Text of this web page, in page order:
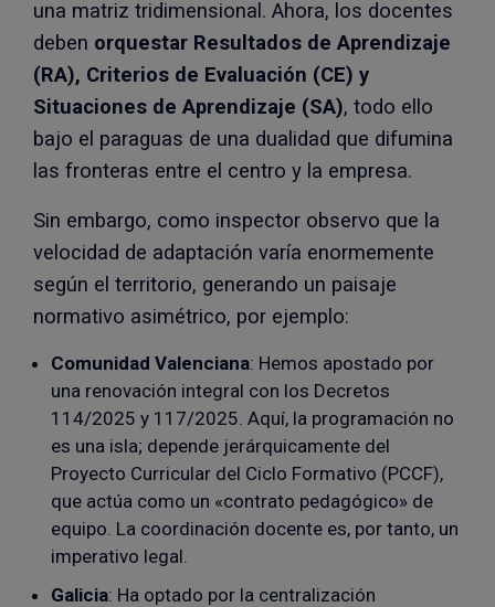
una matriz tridimensional. Ahora, los docentes
deben orquestar Resultados de Aprendizaje
(RA), Criterios de Evaluación (CE) y
Situaciones de Aprendizaje (SA), todo ello
bajo el paraguas de una dualidad que difumina
las fronteras entre el centro y la empresa.
Sin embargo, como inspector observo que la
velocidad de adaptación varía enormemente
según el territorio, generando un paisaje
normativo asimétrico, por ejemplo:
Comunidad Valenciana: Hemos apostado por
una renovación integral con los Decretos
114/2025 y 117/2025. Aquí, la programación no
es una isla; depende jerárquicamente del
Proyecto Curricular del Ciclo Formativo (PCCF),
que actúa como un «contrato pedagógico» de
equipo. La coordinación docente es, por tanto, un
imperativo legal.
Galicia: Ha optado por la centralización